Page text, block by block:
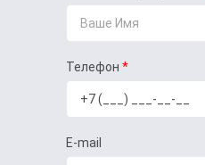
Телефон
E-mail